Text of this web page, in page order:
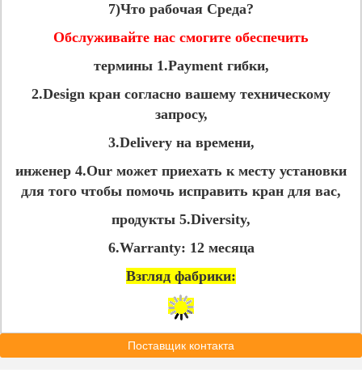
7)Что рабочая Среда?
Обслуживайте нас смогите обеспечить
термины 1.Payment гибки,
2.Design кран согласно вашему техническому
запросу,
3.Delivery на времени,
инженер 4.Our может приехать к месту установки
для того чтобы помочь исправить кран для вас,
продукты 5.Diversity,
6.Warranty: 12 месяца
Взгляд фабрики:
Поставщик контакта